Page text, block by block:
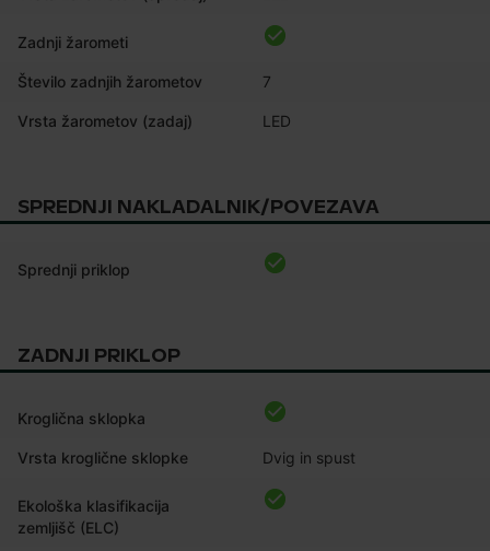
Zadnji žarometi
Število zadnjih žarometov 7
Vrsta žarometov (zadaj) LED
SPREDNJI NAKLADALNIK/POVEZAVA
Sprednji priklop
ZADNJI PRIKLOP
Kroglična sklopka
Vrsta kroglične sklopke Dvig in spust
Ekološka klasifikacija
zemljišč (ELC)